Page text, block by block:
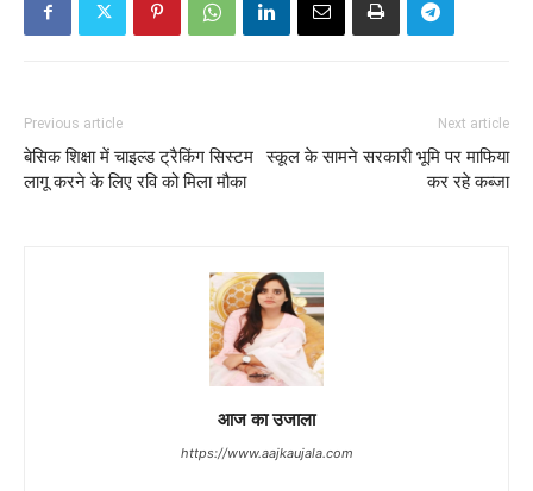
Previous article
बेसिक शिक्षा में चाइल्ड ट्रैकिंग सिस्टम
लागू करने के लिए रवि को मिला मौका
Next article
स्कूल के सामने सरकारी भूमि पर माफिया
कर रहे कब्जा
आज का उजाला
https://www.aajkaujala.com